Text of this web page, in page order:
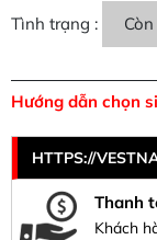
Tình trạng :
Hướng dẫn chọn
HTTPS://
Thanh
Khách